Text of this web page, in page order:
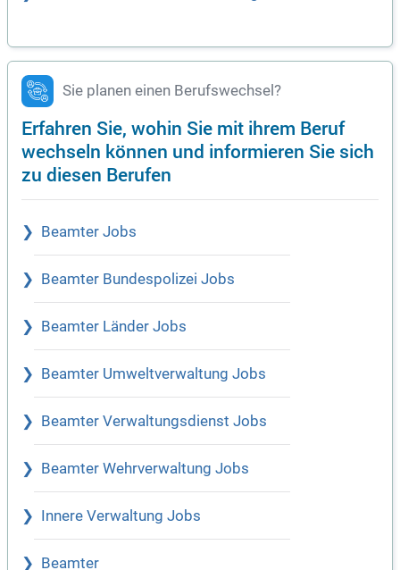
Sie planen einen Berufswechsel?
Erfahren Sie, wohin Sie mit ihrem Beruf
wechseln können und informieren Sie sich
zu diesen Berufen
Beamter Jobs
Beamter Bundespolizei Jobs
Beamter Länder Jobs
Beamter Umweltverwaltung Jobs
Beamter Verwaltungsdienst Jobs
Beamter Wehrverwaltung Jobs
Innere Verwaltung Jobs
Beamter